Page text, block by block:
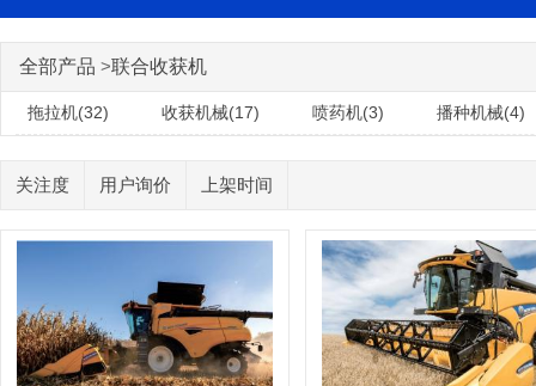
全部产品 >联合收获机
拖拉机(32) 收获机械(17) 喷药机(3) 播种机械(4)
关注度 用户询价 上架时间